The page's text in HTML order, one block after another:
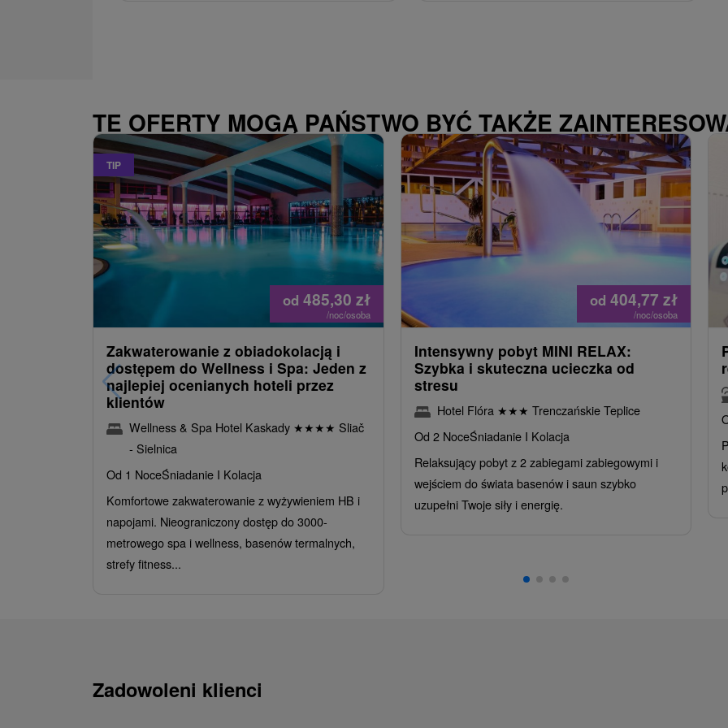
TE OFERTY MOGĄ PAŃSTWO BYĆ TAKŻE
TIP
od 485,30 zł
/noc/osoba
Zakwaterowanie z obiadokolacją i
dostępem do Wellness i Spa: Jeden z
najlepiej ocenianych hoteli przez
klientów
Wellness & Spa Hotel Kaskady ★★★★ Sliač
- Sielnica
Od 1 NoceŚniadanie I Kolacja
Komfortowe zakwaterowanie z wyżywieniem HB i
napojami. Nieograniczony dostęp do 3000-
metrowego spa i wellness, basenów termalnych,
strefy fitness...
od 404,77zł
/noc/osoba
Intensywny pobyt MINI RELAX:
Szybka i skuteczna ucieczka od
stresu
Hotel Flóra ★★★ Trenczańskie Teplice
Od 2 NoceŚniadanie I Kolacja
Relaksujący pobyt z 2 zabiegami zabiegowymi i
wejściem do świata basenów i saun szybko
uzupełni Twoje siły i energię.
Zadowoleni klienci